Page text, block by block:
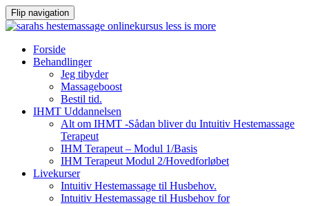
Flip navigation
VidereForside
Behandlinger
Jeg tibyder
Massageboost
Bestil tid.
IHMT Uddannelsen
Alt om IHMT -Sådan bliver du Intuitiv Hestemassage
Terapeut
IHM Terapeut – Modul 1/Basis
IHM Terapeut Modul 2/Hovedforløbet
Livekurser
Intuitiv Hestemassage til Husbehov.
Intuitiv Hestemassage til Husbehov for